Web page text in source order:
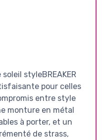
styleBREAKER
pour celles
entre style
monture en métal
à porter, et un
de strass,